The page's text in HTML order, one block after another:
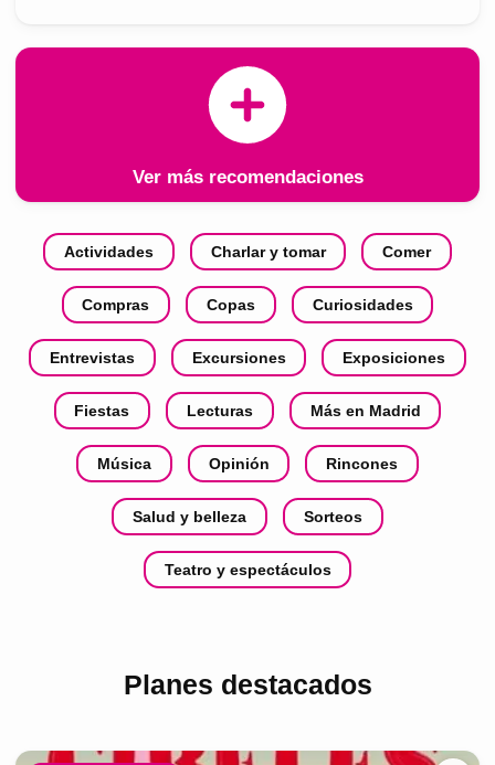
Ver más recomendaciones
Actividades Charlar y tomar Comer
Compras Copas Curiosidades
Entrevistas Excursiones Exposiciones
Fiestas Lecturas Más en Madrid
Música Opinión Rincones
Salud y belleza Sorteos
Teatro y espectáculos
Planes destacados